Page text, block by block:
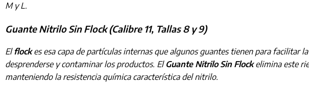
M y L.
Guante Nitrilo Sin Flock (Calibre 11, Tallas 8 y 9)
Elflockes esa capa de partículas internas que algunos guantes tienen para facilitar
desprenderse y contaminar los productos. El Guante Nitrilo Sin Flockelimina este
manteniendo la resistencia química característica del nitrilo.